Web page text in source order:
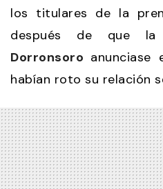
los titulares de la
después de que la
Dorronsoro anunciase
habían roto su relación